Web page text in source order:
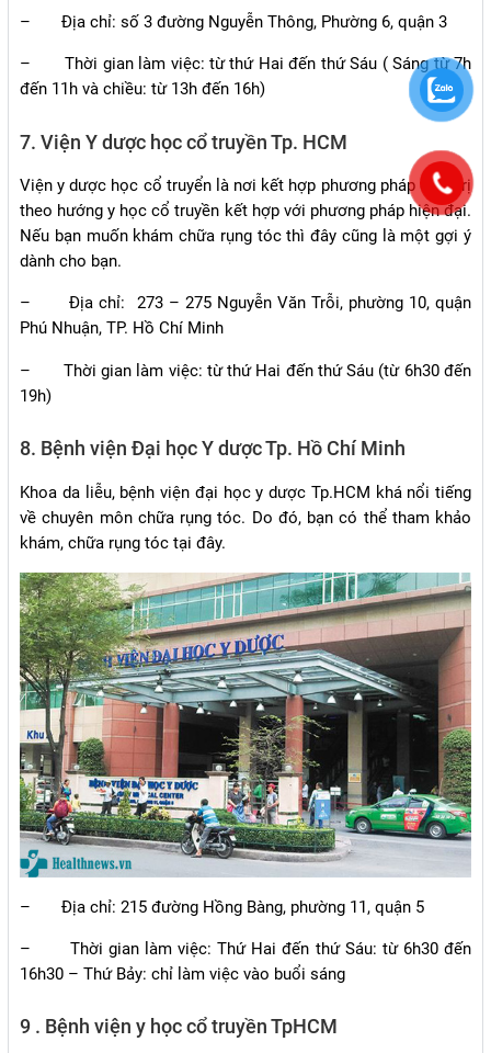
– Địa chỉ: số 3 đường Nguyễn Thông, Phường 6, quận 3
–
Thời gian làm việc: từ thứ Hai đến thứ Sáu ( Sáng từ 7h
đến 11h và chiều: từ 13h đến 16h)
7. Viện Y dược học cổ truyền Tp. HCM
Viện y dược học cổ truyển là nơi kết hợp phương pháp điều trị
theo hướng y học cổ truyền kết hợp với phương pháp hiện đại.
Nếu bạn muốn khám chữa rụng tóc thì đây cũng là một gợi ý
dành cho bạn.
–
Địa chỉ: 273 – 275 Nguyễn Văn Trỗi, phường 10, quận
Phú Nhuận, TP. Hồ Chí Minh
–
Thời gian làm việc: từ thứ Hai đến thứ Sáu (từ 6h30 đến
19h)
8. Bệnh viện Đại học Y dược Tp. Hồ Chí Minh
Khoa da liễu, bệnh viện đại học y dược Tp.HCM khá nổi tiếng
về chuyên môn chữa rụng tóc. Do đó, bạn có thể tham khảo
khám, chữa rụng tóc tại đây.
– Địa chỉ: 215 đường Hồng Bàng, phường 11, quận 5
–
Thời gian làm việc: Thứ Hai đến thứ Sáu: từ 6h30 đến
16h30 – Thứ Bảy: chỉ làm việc vào buổi sáng
9 . Bệnh viện y học cổ truyền TpHCM